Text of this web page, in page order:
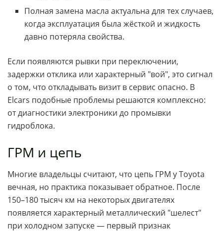
Полная замена масла актуальна для тех случаев,
когда эксплуатация была жёсткой и жидкость
давно потеряла свойства.
Если появляются рывки при переключении,
задержки отклика или характерный "вой", это сигнал
о том, что откладывать визит в сервис опасно. В
Elcars подобные проблемы решаются комплексно:
от диагностики электроники до промывки
гидроблока.
ГРМ и цепь
Многие владельцы считают, что цепь ГРМ у Toyota
вечная, но практика показывает обратное. После
150–180 тысяч км на некоторых двигателях
появляется характерный металлический "шелест"
при холодном запуске — первый признак